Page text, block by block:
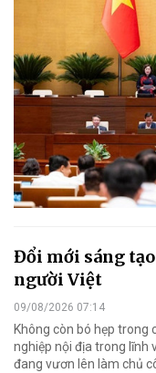
Đổi mới sáng
người Việt
09/08/2026 07:14
Không còn bó hẹp trong
nghiệp nội địa trong lĩnh
đang vươn lên làm chủ